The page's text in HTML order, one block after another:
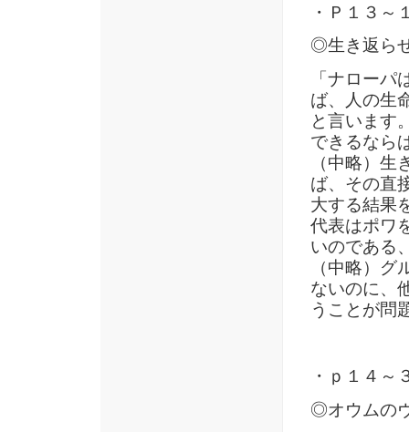
・Ｐ１３～
◎生き返ら
「ナロー
ば、人の生
と言います
できるなら
（中略）
ば、その直
大する結果
代表はポワ
いのである
（中略）
ないのに、
うことが問
・ｐ１４～
◎オウムの